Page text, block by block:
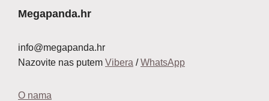
Megapanda.hr
info@megapanda.hr
Nazovite nas putem Vibera /WhatsApp
O nama